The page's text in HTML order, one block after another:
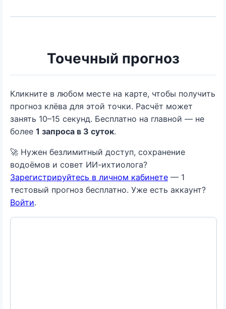
Точечный прогноз
Кликните в любом месте на карте, чтобы получить
прогноз клёва для этой точки. Расчёт может
занять 10–15 секунд. Бесплатно на главной — не
более 1 запроса в 3 суток.
🚀 Нужен безлимитный доступ, сохранение
водоёмов и совет ИИ-ихтиолога?
Зарегистрируйтесь в личном кабинете — 1
тестовый прогноз бесплатно. Уже есть аккаунт?
Войти.